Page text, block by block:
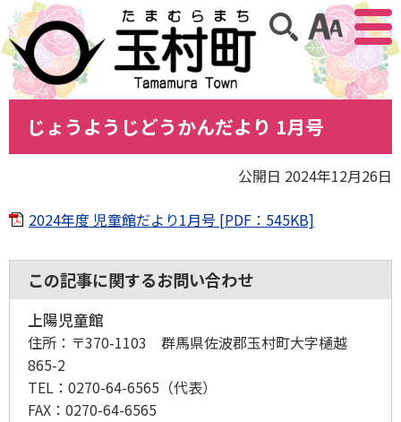
アクセ
サイト内検索
じょうようじどうかんだより 1月号
公開日 2024年12月26日
2024年度 児童館だより1月号 [PDF：545KB]
この記事に関するお問い合わせ
上陽児童館
住所： 〒370-1103 群馬県佐波郡玉村町大字樋越
865-2
TEL： 0270-64-6565 （代表）
FAX： 0270-64-6565